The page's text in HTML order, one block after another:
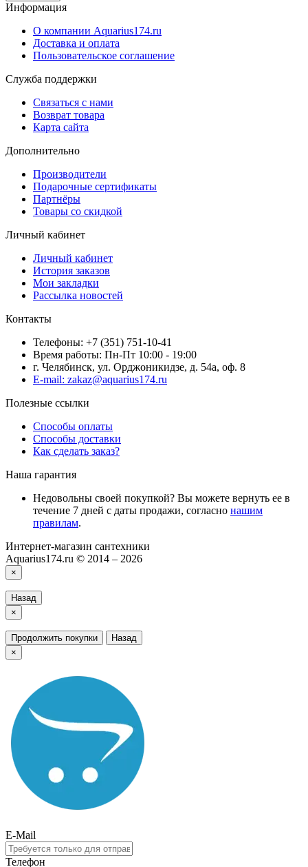
Информация
О компании Aquarius174.ru
Доставка и оплата
Пользовательское соглашение
Служба поддержки
Связаться с нами
Возврат товара
Карта сайта
Дополнительно
Производители
Подарочные сертификаты
Партнёры
Товары со скидкой
Личный кабинет
Личный кабинет
История заказов
Мои закладки
Рассылка новостей
Контакты
Телефоны: +7 (351) 751-10-41
Время работы: Пн-Пт 10:00 - 19:00
г. Челябинск, ул. Орджоникидзе, д. 54а, оф. 8
E-mail: zakaz@aquarius174.ru
Полезные ссылки
Способы оплаты
Способы доставки
Как сделать заказ?
Наша гарантия
Недовольны своей покупкой? Вы можете вернуть ее в
течение 7 дней с даты продажи, согласно нашим
правилам.
Интернет-магазин сантехники
Aquarius174.ru © 2014 – 2026
×
Назад
×
Продолжить покупки
Назад
×
E-Mail
Телефон